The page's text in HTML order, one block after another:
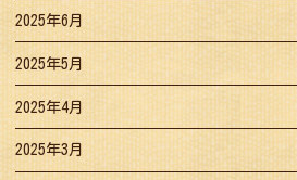
2025年6月
2025年5月
2025年4月
2025年3月